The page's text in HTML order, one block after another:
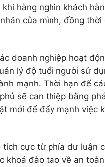
hàng nghìn khách
của mình, đồng thời
doanh nghiệp hoạt
lý độ tuổi người sử
mạnh. Thời hạn để
sẽ can thiệp bằng
mới để đẩy mạnh việc
cực từ phía dư luận
khoá đào tạo về an